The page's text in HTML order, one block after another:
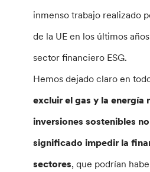
inmenso trabajo realizado
de la UE en los últimos
sector financiero ESG.
Hemos dejado claro en
excluir el gas y la energía
inversiones sostenibles
significado impedir la
sectores, que podrían